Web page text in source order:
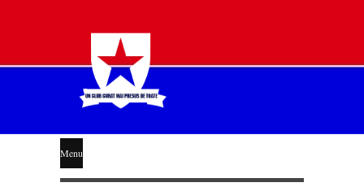
STEAUA
LIBERĂ
Menu